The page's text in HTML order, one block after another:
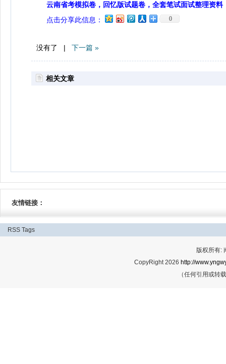
云南省考模拟卷，回忆版试题卷，全套笔试面试整理资料
点击分享此信息：
0
没有了 | 下一篇 »
相关文章
友情链接：
RSS Tags
版权所有:
CopyRight 2026 http://
（任何引用或转